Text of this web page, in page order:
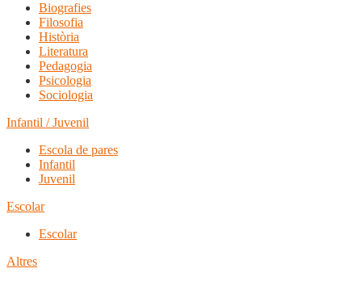
Biografies
Filosofia
Història
Literatura
Pedagogia
Psicologia
Sociologia
Infantil / Juvenil
Escola de pares
Infantil
Juvenil
Escolar
Escolar
Altres